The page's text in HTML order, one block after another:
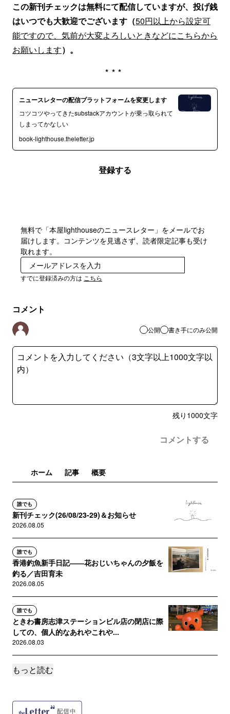
この新刊チェックは無料にて配信していますが、投げ銭
はいつでも大歓迎でございます（50円以上から設定可
能ですので、気前が大変よろしいときなどにこちらから
お願いします）。
***
ニュースレターの配信プラットフォームを変更します
コツコツやってきたsubstackアカウントが乗っ取られて
しまってかなしい
book-lighthouse.theletter.jp
登録する
無料で「本屋lighthouseのニュースレター」をメールでお
届けします。コンテンツを見逃さず、読者限定記事も受け
取れます。
すでに登録済みの方は こちら
コメント
公開 書き手にのみ公開
残り 1000文字
コメントする
ホーム 記事 概要
誰でも
新刊チェック(26/08/23-29)＆お知らせ
2026.08.05
誰でも
香港釣魚新手日記――花おじいちゃんの夕飯を
釣る／吉田育未
2026.08.05
誰でも
ときわ書房志津ステーションビル店の閉店に際
しての、個人的なあれやこれや...
2026.08.03
誰でも
2026.07.31
もっと読む